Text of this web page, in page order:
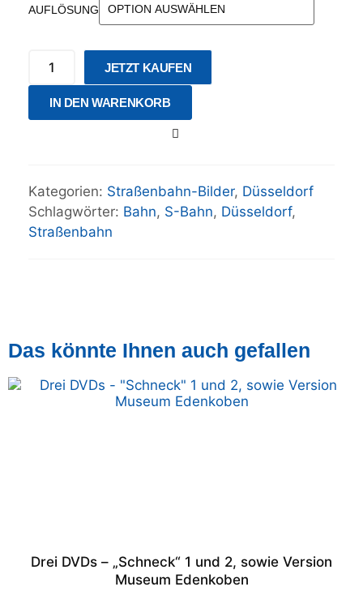
AUFLÖSUNG
JETZT KAUFEN
IN DEN WARENKORB
Kategorien: Straßenbahn-Bilder, Düsseldorf
Schlagwörter: Bahn, S-Bahn, Düsseldorf,
Straßenbahn
Das könnte Ihnen auch gefallen
Drei DVDs – „Schneck“ 1 und 2, sowie Version
Museum Edenkoben